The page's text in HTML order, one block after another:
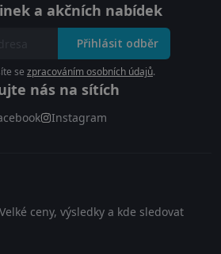
a akčních nabídek
Přihlásit odběr
se zpracováním osobních údajů.
nás na sítích
Instagram
ceny, výsledky a kde sledovat